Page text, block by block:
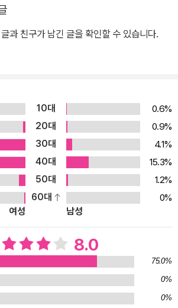
과 친구가 남긴 글을 확인할 수 있습니다.
10대
0.6%
20대
0.9%
30대
4.1%
40대
15.3%
50대
1.2%
60대
0%
여성
남성
8.0
75.0%
0%
0%